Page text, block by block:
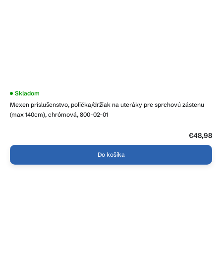
Mexen príslušenstvo, polička/držiak na uteráky pre sprchovú zástenu
(max 140cm), chrómová, 800-02-01
Priemerné
hodnotenie
produktu
je
Skladom
€48,98
Do košíka